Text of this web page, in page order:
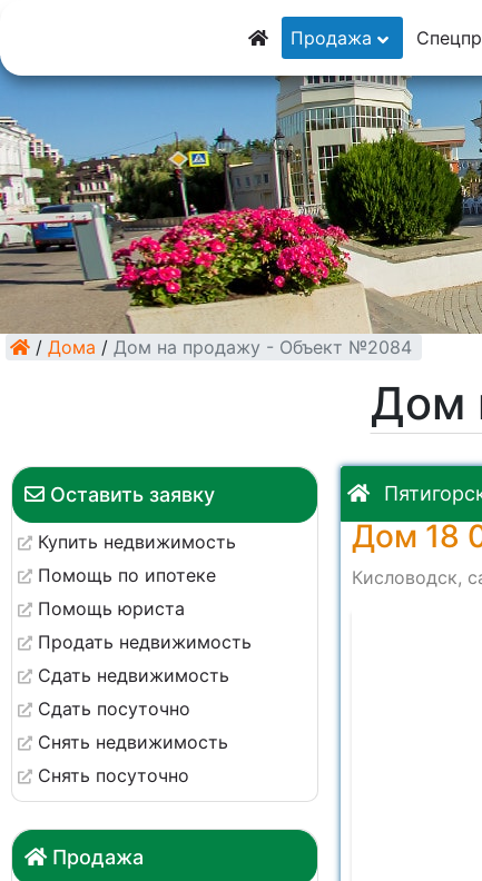
8 (928) 5555-
8 (928) 3054-
Продажа
/ Дома / Дом на продажу - Объект №2084
Дом
Оставить заявку
Купить недвижимость
Помощь по ипотеке
Помощь юриста
Продать недвижимость
Сдать недвижимость
Сдать посуточно
Снять недвижимость
Снять посуточно
Продажа
Дом 18
Кисловодск,